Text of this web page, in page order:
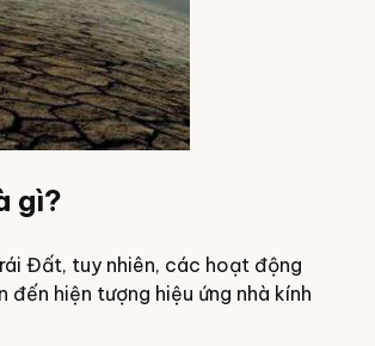
gì?
Đất, tuy nhiên, các hoạt động
hiện tượng hiệu ứng nhà kính